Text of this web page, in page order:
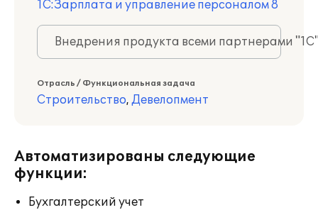
1С:Зарплата и управление персоналом 8
Внедрения продукта всеми партнерами
Отрасль / Функциональная задача
Строительство, Девелопмент
Автоматизированы следующие
функции:
Бухгалтерский учет